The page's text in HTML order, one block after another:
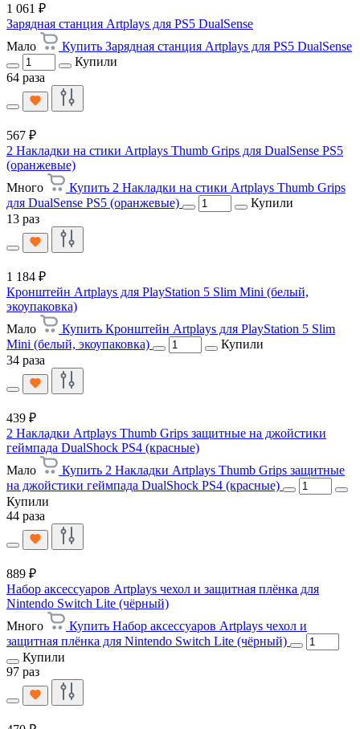
1 061 ₽
Зарядная станция Artplays для PS5 DualSense
Мало
Купить Зарядная станция Artplays для PS5 DualSense
Купили
64 раза
567 ₽
2 Накладки на стики Artplays Thumb Grips для DualSense PS5
(оранжевые)
Много
Купить 2 Накладки на стики Artplays Thumb Grips
для DualSense PS5 (оранжевые)
Купили
13 раз
1 184 ₽
Кронштейн Artplays для PlayStation 5 Slim Mini (белый,
экоупаковка)
Мало
Купить Кронштейн Artplays для PlayStation 5 Slim
Mini (белый, экоупаковка)
Купили
34 раза
439 ₽
2 Накладки Artplays Thumb Grips защитные на джойстики
геймпада DualShock PS4 (красные)
Мало
Купить 2 Накладки Artplays Thumb Grips защитные
на джойстики геймпада DualShock PS4 (красные)
Купили
44 раза
889 ₽
Набор аксессуаров Artplays чехол и защитная плёнка для
Nintendo Switch Lite (чёрный)
Много
Купить Набор аксессуаров Artplays чехол и
защитная плёнка для Nintendo Switch Lite (чёрный)
Купили
97 раз